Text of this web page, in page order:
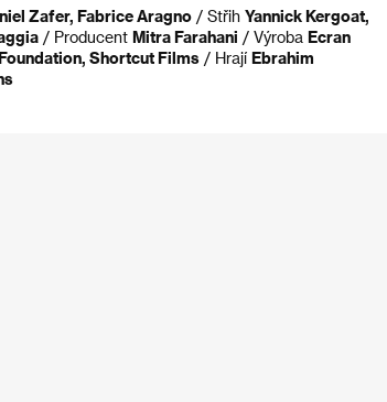
Zafer, Fabrice Aragno / Střih Yannick Kergoat,
/ Producent Mitra Farahani / Výroba Ecran
Shortcut Films / Hrají Ebrahim